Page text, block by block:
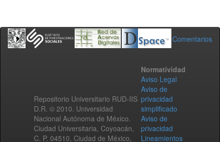
Comentarios
Repositorio Universitario RUD-IIS
D.R. © 2010. Universidad
Nacional Autónoma de México.
Ciudad Universitaria, Coyoacán,
C. P. 04510, Ciudad de México,
Normatividad
Aviso Legal
Aviso de
privacidad
simplificado
Aviso de
privacidad
Lineamientos